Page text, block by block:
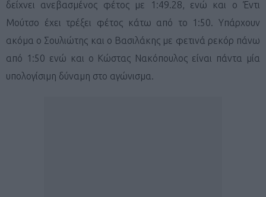
δείχνει ανεβασμένος φέτος με 1:49.28, ενώ και ο Έντι
Μούτσο έχει τρέξει φέτος κάτω από το 1:50. Υπάρχουν
ακόμα ο Σουλιώτης και ο Βασιλάκης με φετινά ρεκόρ πάνω
από 1:50 ενώ και ο Κώστας Νακόπουλος είναι πάντα μία
υπολογίσιμη δύναμη στο αγώνισμα.